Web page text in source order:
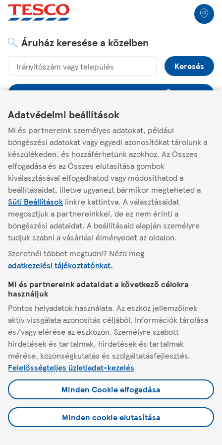
Skip to content
Adatvédelmi beállítások
Mi és partnereink személyes adatokat, például
böngészési adatokat vagy egyedi azonosítókat tárolunk a
készülékeden, és hozzáférhetünk azokhoz. Az Összes
elfogadása és az Összes elutasítása gombok
kiválasztásával elfogadhatod vagy módosíthatod a
beállításaidat, illetve ugyanezt bármikor megteheted a
Süti Beállítások linkre kattintva. A választásaidat
megosztjuk a partnereinkkel, de ez nem érinti a
böngészési adataidat. A beállításaid alapján személyre
tudjuk szabni a vásárlási élményedet az oldalon.
Szeretnél többet megtudni? Nézd meg
adatkezelési tájékoztatónkat.
Mi és partnereink adataidat a következő célokra
használjuk
Pontos helyadatok használata. Az eszköz jellemzőinek
aktív vizsgálata azonosítás céljából. Információk tárolása
és/vagy elérése az eszközön. Személyre szabott
hirdetések és tartalmak, hirdetések és tartalmak
mérése, közönségkutatás és szolgáltatásfejlesztés.
Felelősségteljes üzletiadat-kezelés
Minden Cookie elfogadása
Minden cookie elutasítása
Link a helymeghatározóhoz
Return to Nav
Áruház keresése a közelben
Város, állam/tartomány, irányítószám vagy város & ország
Keresés
Küldjön be egy
Tesco áruházak a közelemben
Geolokáció.
Találd meg a hozzád legközelebbi üzletet, vagy nézz szét az
adatbázisunkban.
Kattintson a tartalom bővítéséhez vagy összezárásához
A Tescóról
Kattintson a tartalom bővítéséhez vagy összezárásához
Segítség
Kattintson a tartalom bővítéséhez vagy összezárásához
Minden, ami Tesco
Kattintson a tartalom bővítéséhez vagy összezárásához
Jogi tudnivalók és beállítások
Link Opens in New Tab
Link Opens in New Tab
Link Opens in New Tab
Link Opens in New Tab
Link Opens in New Tab